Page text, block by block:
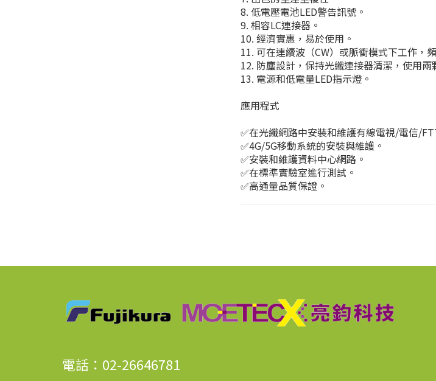
8. 低電壓電池LED警告訊號。
9. 相容LC連接器。
10. 經濟實惠，易於使用。
11. 可在連續波（CW）或脈衝模式下工作，
12. 防塵設計，保持光纖連接器清潔，使用兩
13. 電源和低電量LED指示燈。
應用程式
✅在光纖網路中安裝和維護有線電視/電信/
✅4G/5G移動系統的安裝與維護。
✅安裝和維護資料中心網路。
✅在標準實驗室進行測試。
✅高通量品質保證。
電話：02-26646781